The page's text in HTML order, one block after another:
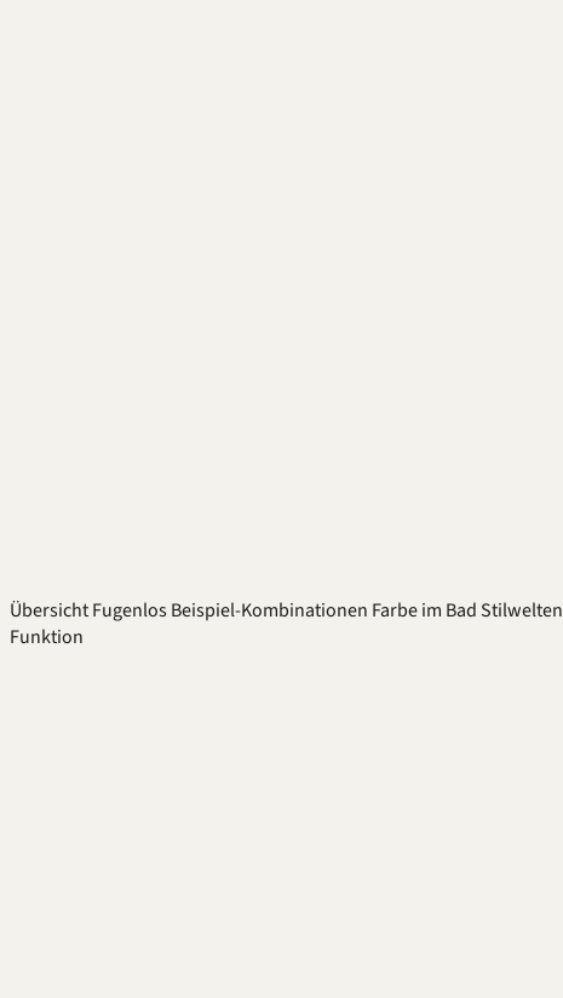
ÜbersichtFugenlosBeispiel-Kombinationen Farbe im BadStilwelten
Funktion